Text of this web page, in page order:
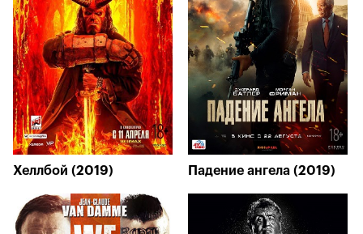
Хеллбой (2019) Падение ангела (2019)